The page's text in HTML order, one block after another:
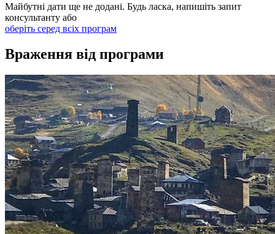
Майбутні дати ще не додані. Будь ласка, напишіть запит
консультанту або
оберіть серед всіх програм
Враження від програми